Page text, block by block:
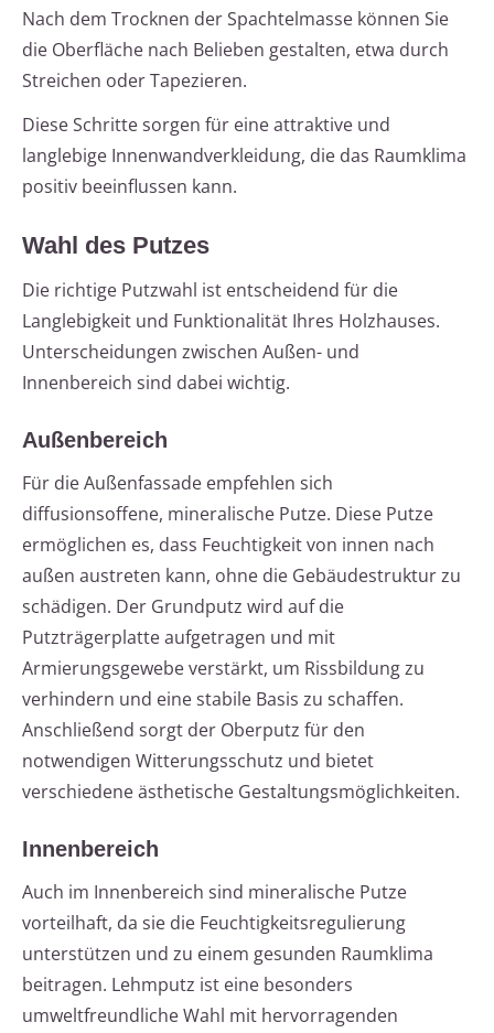
Nach dem Trocknen der Spachtelmasse können Sie
die Oberfläche nach Belieben gestalten, etwa durch
Streichen oder Tapezieren.
Diese Schritte sorgen für eine attraktive und
langlebige Innenwandverkleidung, die das Raumklima
positiv beeinflussen kann.
Wahl des Putzes
Die richtige Putzwahl ist entscheidend für die
Langlebigkeit und Funktionalität Ihres Holzhauses.
Unterscheidungen zwischen Außen- und
Innenbereich sind dabei wichtig.
Außenbereich
Für die Außenfassade empfehlen sich
diffusionsoffene, mineralische Putze. Diese Putze
ermöglichen es, dass Feuchtigkeit von innen nach
außen austreten kann, ohne die Gebäudestruktur zu
schädigen. Der Grundputz wird auf die
Putzträgerplatte aufgetragen und mit
Armierungsgewebe verstärkt, um Rissbildung zu
verhindern und eine stabile Basis zu schaffen.
Anschließend sorgt der Oberputz für den
notwendigen Witterungsschutz und bietet
verschiedene ästhetische Gestaltungsmöglichkeiten.
Innenbereich
Auch im Innenbereich sind mineralische Putze
vorteilhaft, da sie die Feuchtigkeitsregulierung
unterstützen und zu einem gesunden Raumklima
beitragen. Lehmputz ist eine besonders
umweltfreundliche Wahl mit hervorragenden